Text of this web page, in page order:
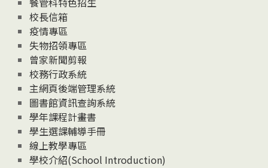
校長信箱
疫情專區
失物招領專區
曾家新聞剪報
校務行政系統
主網頁後端管理系統
圖書館資訊查詢系統
學年課程計畫書
學生選課輔導手冊
線上教學專區
學校介紹(School Introduction)